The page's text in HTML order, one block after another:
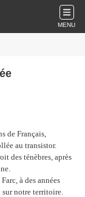
MENU
de Français,
au transistor.
des ténèbres, après
à des années
sur notre territoire.